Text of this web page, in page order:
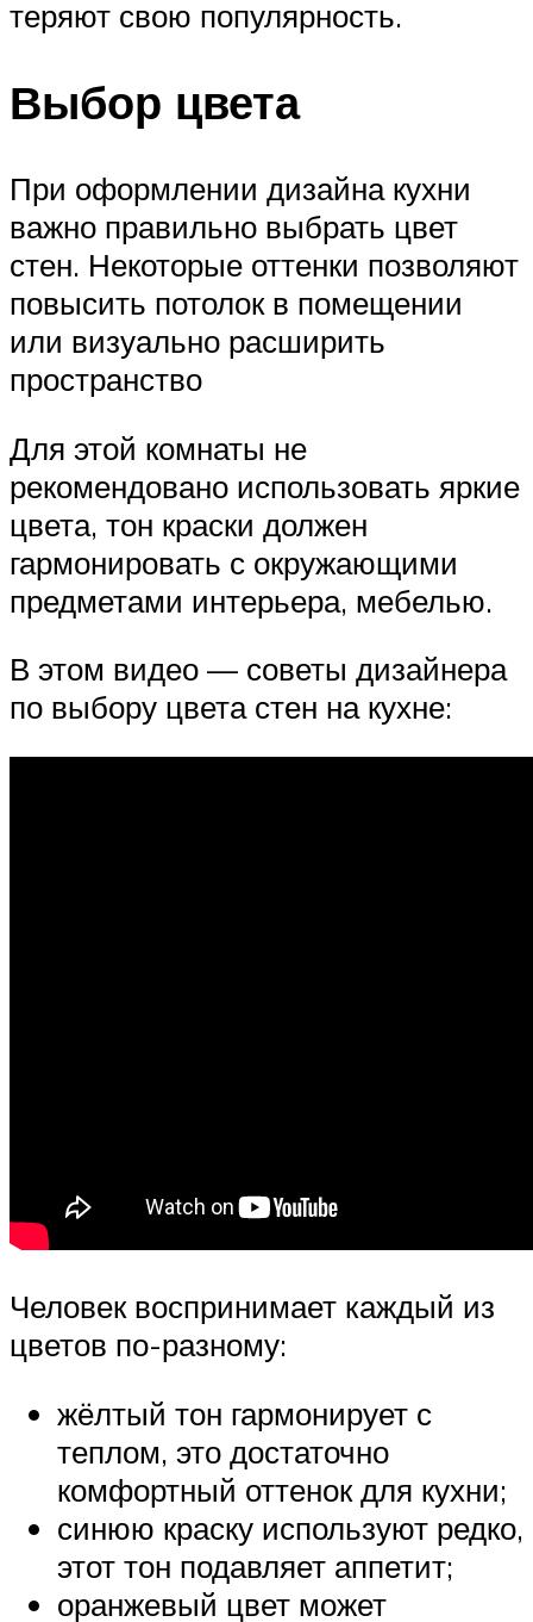
теряют свою популярность.
Выбор цвета
При оформлении дизайна кухни
важно правильно выбрать цвет
стен. Некоторые оттенки позволяют
повысить потолок в помещении
или визуально расширить
пространство
Для этой комнаты не
рекомендовано использовать яркие
цвета, тон краски должен
гармонировать с окружающими
предметами интерьера, мебелью.
В этом видео — советы дизайнера
по выбору цвета стен на кухне:
Человек воспринимает каждый из
цветов по-разному:
жёлтый тон гармонирует с
теплом, это достаточно
комфортный оттенок для кухни;
синюю краску используют редко,
этот тон подавляет аппетит;
оранжевый цвет может